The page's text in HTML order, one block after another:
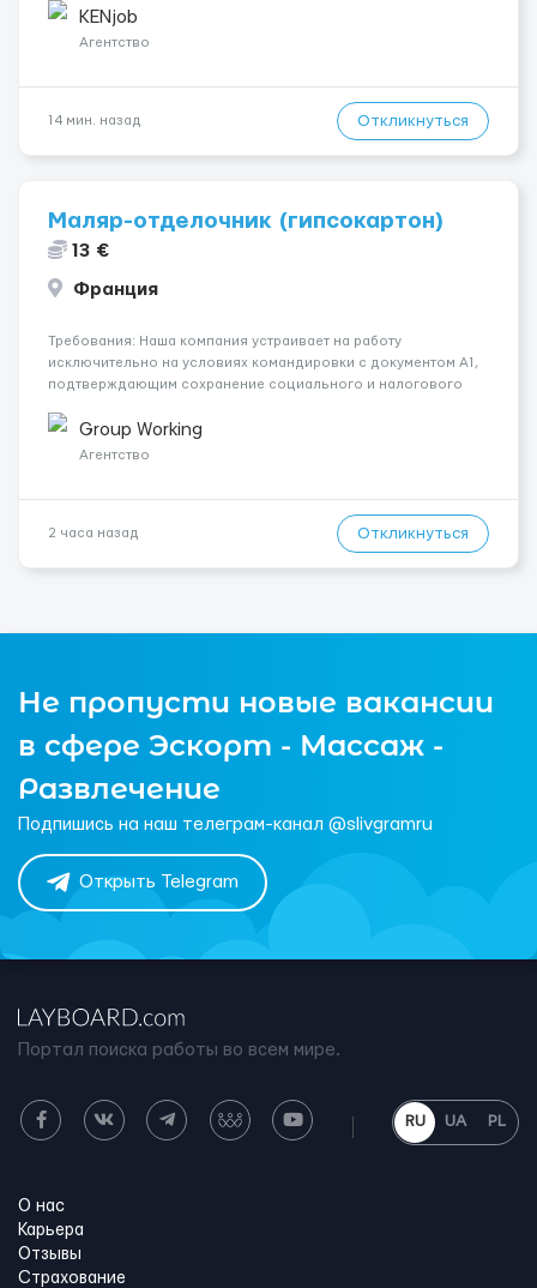
одного до трех месяцев. Мед. страховка. Высокая зарплат...
KENjob
Агентство
14 мин. назад Откликнуться
Маляр-отделочник (гипсокартон)
13 €
Франция
Требования: Наша компания устраивает на работу
исключительно на условиях командировки с документом A1,
подтверждающим сохранение социального и налогового
A1 могут получить граждане стран с упрощенным доступом к
рынку труда ЕС (Укра...
Group Working
Агентство
2 часа назад Откликнуться
Не пропусти новые вакансии
в сфере Эскорт - Массаж -
Развлечение
Подпишись на наш телеграм-канал @slivgramru
Открыть Telegram
Портал поиска работы во всем мире.
RU UA PL
О нас
Карьера
Отзывы
Страхование